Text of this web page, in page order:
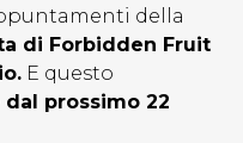
della
di Forbidden Fruit
E questo
prossimo 22